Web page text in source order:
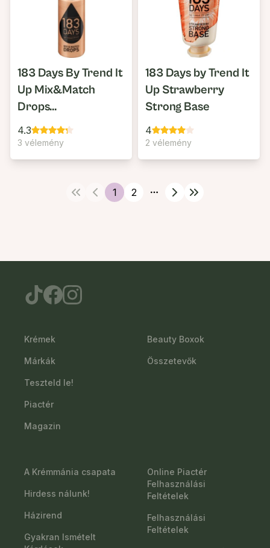
183 Days By Trend It
Up Mix&Match
Drops
Pigmentcseppek
4.3
3 vélemény
183 Days by Trend It
Up Strawberry
Strong Base
4
2 vélemény
1 2
More pages
Krémek
Márkák
Teszteld le!
Piactér
Magazin
Beauty Boxok
Összetevők
A Krémmánia csapata
Hirdess nálunk!
Házirend
Gyakran Ismételt
Online Piactér
Felhasználási
Feltételek
Felhasználási
Feltételek